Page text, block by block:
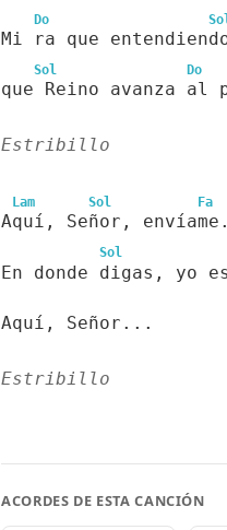
Do
Mi ra que
Sol Do
que Reino avanza al
Estribillo
Lam Sol Fa
Aquí, Señor,
Sol
En donde digas, yo
Aquí, Señor...
Estribillo
ACORDES DE ESTA CANCIÓN